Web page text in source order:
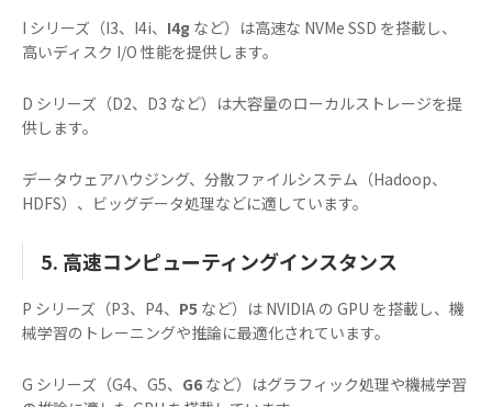
I シリーズ（I3、I4i、 I4g など）は高速な NVMe SSD を搭載し、
高いディスク I/O 性能を提供します。
D シリーズ（D2、D3 など）は大容量のローカルストレージを提
供します。
データウェアハウジング、分散ファイルシステム（Hadoop、
HDFS）、ビッグデータ処理などに適しています。
5. 高速コンピューティングインスタンス
P シリーズ（P3、P4、 P5 など）は NVIDIA の GPU を搭載し、機
械学習のトレーニングや推論に最適化されています。
G シリーズ（G4、G5、 G6 など）はグラフィック処理や機械学習